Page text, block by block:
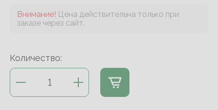
Внимание! Цена действительна только при
заказе через сайт.
Количество: